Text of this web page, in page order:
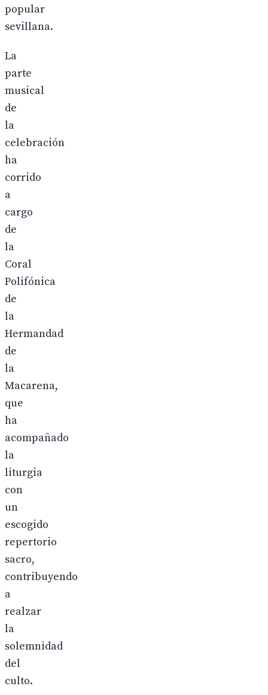
popular
sevillana.
La
parte
musical
de
la
celebración
ha
corrido
a
cargo
de
la
Coral
Polifónica
de
la
Hermandad
de
la
Macarena,
que
ha
acompañado
la
liturgia
con
un
escogido
repertorio
sacro,
contribuyendo
a
realzar
la
solemnidad
del
culto.